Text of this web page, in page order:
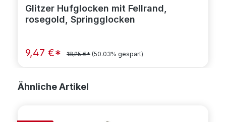
Glitzer Hufglocken mit Fellrand,
rosegold, Springglocken
9,47 €* 18,95 €* (50.03% gespart)
Produktgalerie überspringen
Ähnliche Artikel